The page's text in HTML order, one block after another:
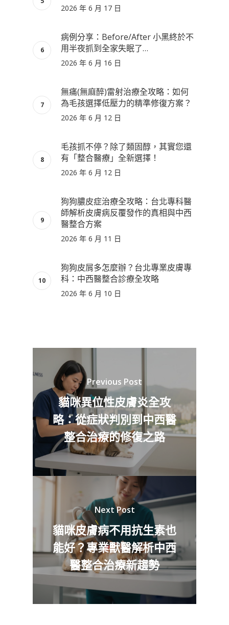
2026 年 6 月 17 日
病例分享：Before/After 小黑終於不
用半夜抓到全家失眠了…
2026 年 6 月 16 日
無痛(無麻醉)雷射治療全攻略：如何
為毛孩選擇低壓力的精準修復方案？
2026 年 6 月 12 日
毛孩抓不停？除了類固醇，其實您還
有「整合醫療」全新選擇！
2026 年 6 月 12 日
狗狗膿皮症治療全攻略：台北專科醫
師解析皮膚病反覆發作的真相與中西
醫整合方案
2026 年 6 月 11 日
狗狗皮屑多怎麼辦？台北專業皮膚專
科：中西醫整合診療全攻略
2026 年 6 月 10 日
Previous Post
貓咪異位性皮膚炎全攻
略：從症狀判別到中西醫
整合治療的修復之路
Next Post
貓咪皮膚病不用抗生素也
能好？專業獸醫解析中西
醫整合治療新趨勢